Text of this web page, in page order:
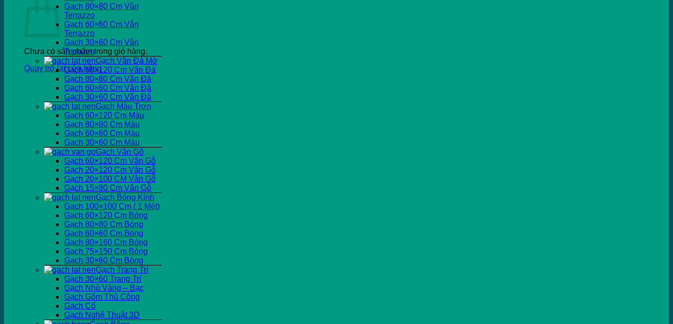
Chưa có sản phẩm trong giỏ hàng.
Quay trở lại cửa hàng
Gạch 80×80 Cm Vân
Terrazzo
Gạch 60×60 Cm Vân
Terrazzo
Gạch 30×60 Cm Vân
Terrazzo
Gạch Vân Đá Mờ
Gạch 60×120 Cm Vân Đá
Gạch 80×80 Cm Vân Đá
Gạch 60×60 Cm Vân Đá
Gạch 30×60 Cm Vân Đá
Gạch Màu Trơn
Gạch 60×120 Cm Màu
Gạch 80×80 Cm Màu
Gạch 60×60 Cm Màu
Gạch 30×60 Cm Màu
Gạch Vân Gỗ
Gạch 60×120 Cm Vân Gỗ
Gạch 20×120 Cm Vân Gỗ
Gạch 20×100 CM Vân Gỗ
Gạch 15×80 Cm Vân Gỗ
Gạch Bóng Kính
Gạch 100×100 Cm ( 1 Mét)
Gạch 60×120 Cm Bóng
Gạch 80×80 Cm Bóng
Gạch 60×60 Cm Bóng
Gạch 80×160 Cm Bóng
Gạch 75×150 Cm Bóng
Gạch 30×60 Cm Bóng
Gạch Trang Trí
Gạch 30×60 Trang Trí
Gạch Nhủ Vàng – Bạc
Gạch Gốm Thủ Công
Gạch Cổ
Gạch Nghệ Thuật 3D